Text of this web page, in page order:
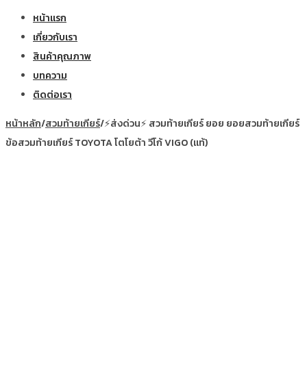
หน้าแรก
เกี่ยวกับเรา
สินค้าคุณภาพ
บทความ
ติดต่อเรา
หน้าหลัก/สวมท้ายเกียร์/⚡ส่งด่วน⚡ สวมท้ายเกียร์ ยอย ยอยสวมท้ายเกียร์
ข้อสวมท้ายเกียร์ TOYOTA โตโยต้า วีโก้ VIGO (แท้)